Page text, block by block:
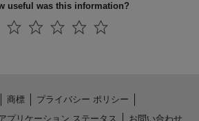
useful was this information?
商標
プライバシー ポリシー
プリケーション ステータス お問い合わせ